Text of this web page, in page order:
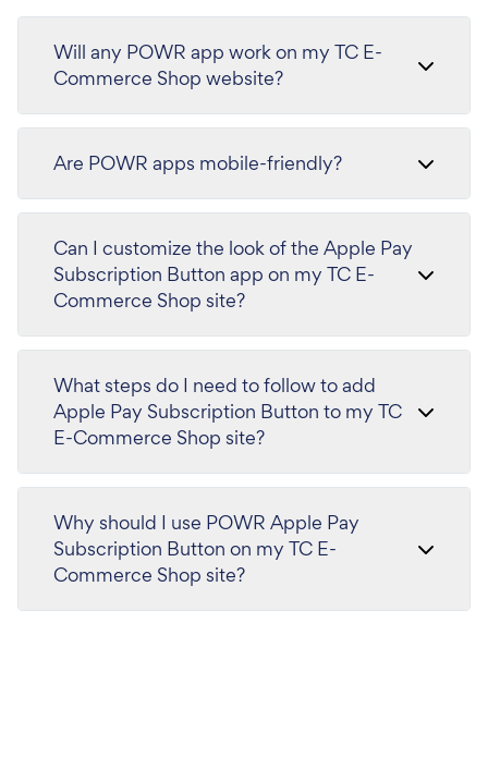
Will any POWR app work on my TC E-
Commerce Shop website?
Are POWR apps mobile-friendly?
Can I customize the look of the Apple Pay
Subscription Button app on my TC E-
Commerce Shop site?
What steps do I need to follow to add
Apple Pay Subscription Button to my TC
E-Commerce Shop site?
Why should I use POWR Apple Pay
Subscription Button on my TC E-
Commerce Shop site?